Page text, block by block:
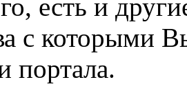
есть и
с которыми
портала.